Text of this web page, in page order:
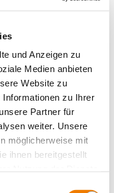
und Anzeigen zu
Medien anbieten
Website zu
zu Ihrer
Partner für
weiter. Unsere
möglicherweise mit
ihnen bereitgestellt
с